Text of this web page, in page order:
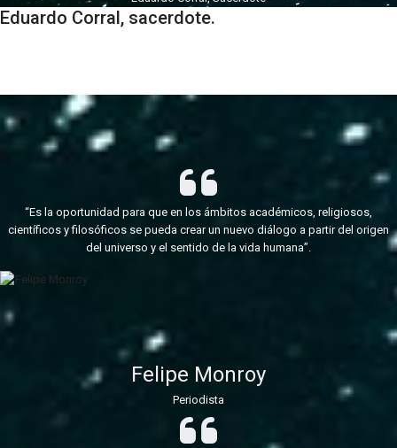
Eduardo Corral, sacerdote.
“Es la oportunidad para que en los ámbitos académicos, religiosos,
científicos y filosóficos se pueda crear un nuevo diálogo a partir del origen
del universo y el sentido de la vida humana”.
Felipe Monroy
Periodista